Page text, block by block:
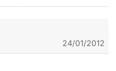
24/01/2012